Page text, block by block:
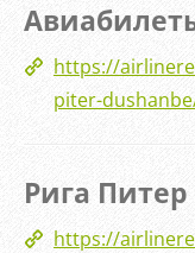
https://
piter-
Рига
https://